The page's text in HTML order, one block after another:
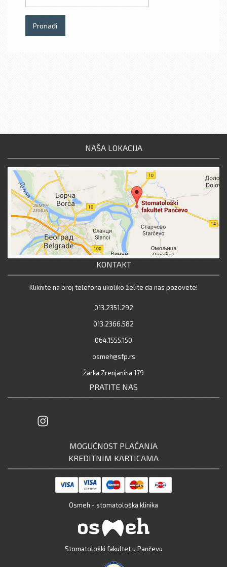
NAŠA LOKACIJA
KONTAKT
Kliknite na broj telefona ukoliko želite da nas pozovete!
013.2351.292
013.2366.582
064.1555.150
osmeh@sfp.rs
Žarka Zrenjanina 179
PRATITE NAS
MOGUĆNOST PLAĆANJA
KREDITNIM KARTICAMA
Osmeh - stomatološka klinika
Stomatološki fakultet u Pančevu